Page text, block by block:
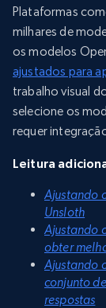
Plataformas
milhares de
os modelos
ajustados para
trabalho visual
selecione os
requer
Leitura
Ajustando
Unsloth
Ajustando
obter
Ajustando
conjunto
respostas